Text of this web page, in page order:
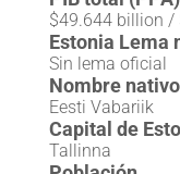
$49.644 billion /
Estonia Lema
Sin lema oficial
Nombre nativo
Eesti Vabariik
Capital de
Tallinna